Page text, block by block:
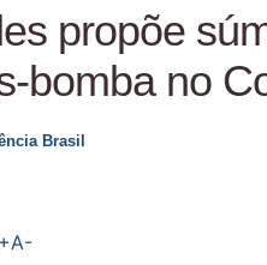
propõe
bomba no
Brasil
A-